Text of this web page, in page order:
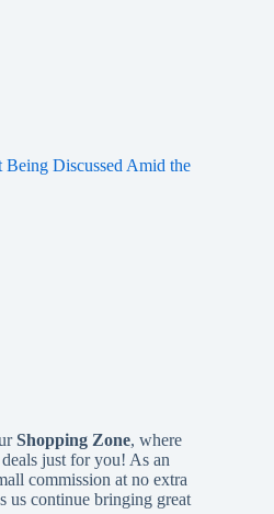
Discussed Amid the
Shopping Zone, where
just for you! As an
commission at no extra
us continue bringing great